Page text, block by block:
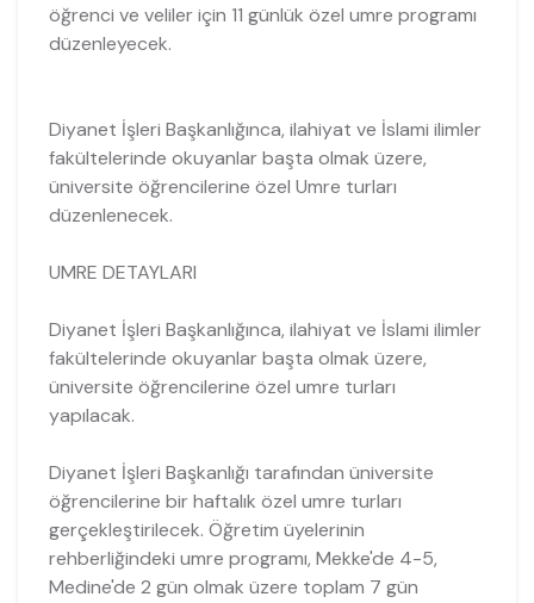
öğrenci ve veliler için 11 günlük özel umre programı
düzenleyecek.
Diyanet İşleri Başkanlığınca, ilahiyat ve İslami ilimler
fakültelerinde okuyanlar başta olmak üzere,
üniversite öğrencilerine özel Umre turları
düzenlenecek.
UMRE DETAYLARI
Diyanet İşleri Başkanlığınca, ilahiyat ve İslami ilimler
fakültelerinde okuyanlar başta olmak üzere,
üniversite öğrencilerine özel umre turları
yapılacak.
Diyanet İşleri Başkanlığı tarafından üniversite
öğrencilerine bir haftalık özel umre turları
gerçekleştirilecek. Öğretim üyelerinin
rehberliğindeki umre programı, Mekke'de 4-5,
Medine'de 2 gün olmak üzere toplam 7 gün